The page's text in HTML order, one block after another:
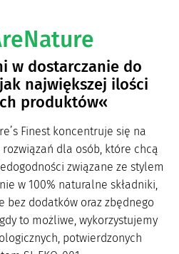
w dostarczanie do
największej ilości
produktów«
Finest koncentruje się na
dla osób, które chcą
związane ze stylem
w 100% naturalne składniki,
bez dodatków oraz zbędnego
to możliwe, wykorzystujemy
potwierdzonych